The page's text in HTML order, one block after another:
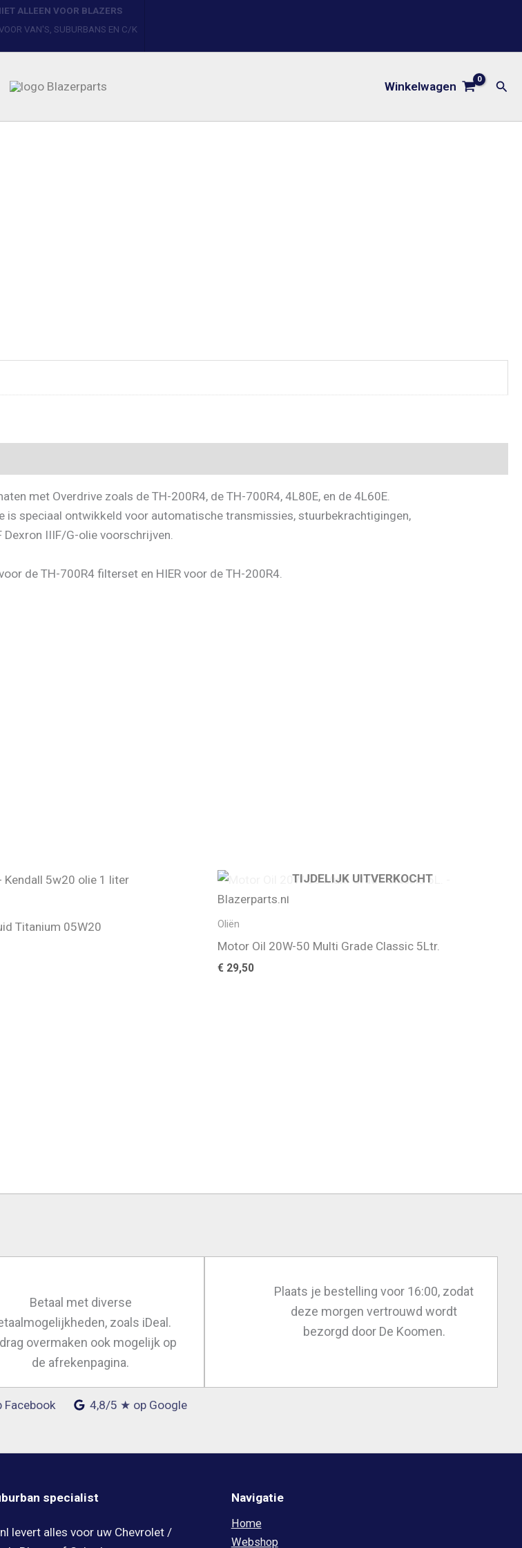
BLAZERPARTS
YOUR ONE STOP PARTS SHOP
Winkelwagen
met Overdrive zoals de TH-200R4, de TH-700R4, 4L80E, en de 4L60E.
speciaal ontwikkeld voor automatische transmissies, stuurbekrachtigingen,
IIIF/G-olie voorschrijven.
de TH-700R4 filterset en HIER voor de TH-200R4.
Titanium 05W20
TIJDELIJK UITVERKOCHT
Oliën
Motor Oil 20W-50 Multi Grade Classic 5Ltr.
€29,50
Betaal met diverse
zoals iDeal.
overmaken ook mogelijk op
de afrekenpagina.
Plaats je bestelling voor 16:00, zodat
deze morgen vertrouwd wordt
bezorgd door De Koomen.
4,8/5 ★ op Google
specialist
levert alles voor uw Chevrolet /
Navigatie
Home
Webshop